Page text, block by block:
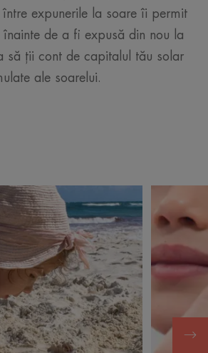
între expunerile la soare îi permit
înainte de a fi expusă din nou la
să ții cont de capitalul tău solar
ale soarelui.